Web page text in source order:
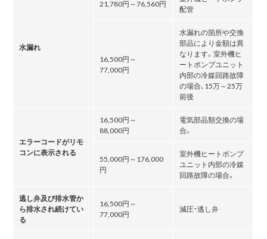
水漏れ
21,780円～76,560円
配管
16,500円～
77,000円
水漏れの箇所や交換
部品により金額は異
なります。室外機ヒ
ートポンプユニット
内部の冷媒回路故障
の場合､15万～25万
前後
エラーコードがリモ
コンに表示される
16,500円～
88,000円
電気部品類交換の場
合。
55,000円～176,000
円
室外機ヒートポンプ
ユニット内部の冷媒
回路故障の場合。
逃し弁及び排水管か
ら排水され続けてい
る
16,500円～
77,000円
減圧・逃し弁